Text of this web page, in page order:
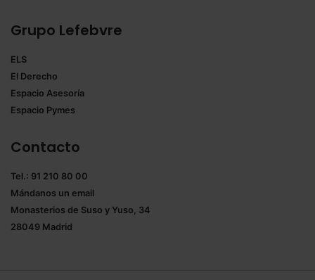
las que sean indispensables para la navegación.
Saber más acerca de las cookies
Grupo Lefebvre
ELS
El Derecho
Espacio Asesoría
Espacio Pymes
Contacto
Tel.: 91 210 80 00
Mándanos un email
Monasterios de Suso y Yuso, 34
28049 Madrid